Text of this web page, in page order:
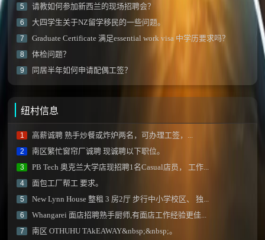
5 请教如何参加新西兰的现场招聘会？
6 大四学生关于NZ留学移民的一些问题。
7 Graduate Certificate 满足essential work visa 中学历要求吗？
8 体检问题？
9 同居半年如何申请配偶工签？
纽村信息
1 高薪诚聘 熟手炒餐或炸炉两名，可办理工签，...
2 南区繁忙窗帘厂诚聘 现诚聘以下职位。
3 PB Tech 奥克兰大学店现招聘1名Casual店员， 工作...
4 面包工厂帮工 要求。
5 New Lynn House 整租 3 房2厅 步行中小学校区、 独...
6 Whangarei 面店招聘熟手厨师,有面店工作经验更佳...
7 南区 OTHUHU TAkEAWAY&nbsp;&nbsp;。